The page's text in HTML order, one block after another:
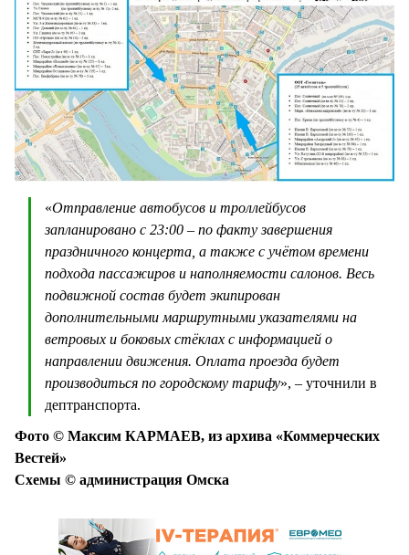
«Отправление автобусов и троллейбусов
запланировано с 23:00 – по факту завершения
праздничного концерта, а также с учётом времени
подхода пассажиров и наполняемости салонов. Весь
подвижной состав будет экипирован
дополнительными маршрутными указателями на
ветровых и боковых стёклах с информацией о
направлении движения. Оплата проезда будет
производиться по городскому тарифу», – уточнили в
дептранспорта.
Фото © Максим КАРМАЕВ, из архива «Коммерческих
Вестей»
Схемы © администрация Омска